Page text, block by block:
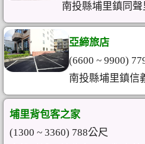
南投縣埔里鎮同
亞締旅店
(6600 ~ 9900)
南投縣埔里鎮信
埔里背包客之家
(1300 ~ 3360) 788公尺